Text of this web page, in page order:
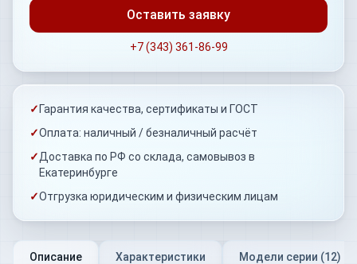
Оставить заявку
+7 (343) 361-86-99
✓ Гарантия качества, сертификаты и ГОСТ
✓Оплата: наличный / безналичный расчёт
✓Доставка по РФ со склада, самовывоз в
Екатеринбурге
✓Отгрузка юридическим и физическим лицам
Описание Характеристики Модели серии (12)